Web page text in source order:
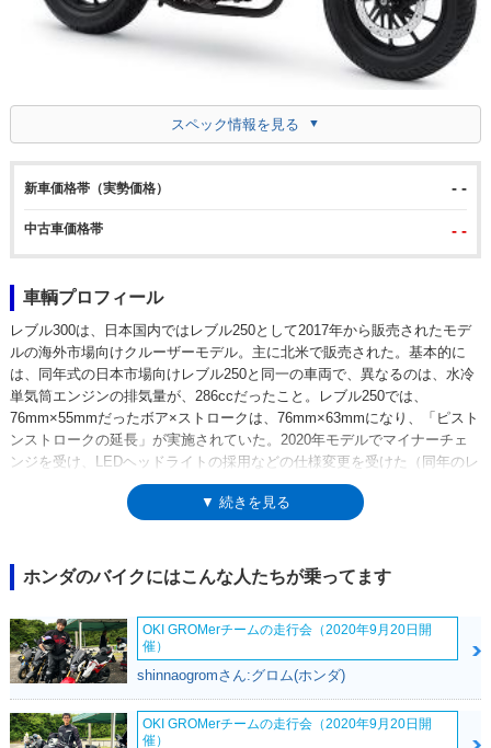
スペック情報を見る
新車価格帯（実勢価格） - -
中古車価格帯 - -
車輌プロフィール
レブル300は、日本国内ではレブル250として2017年から販売されたモデ
ルの海外市場向けクルーザーモデル。主に北米で販売された。基本的に
は、同年式の日本市場向けレブル250と同一の車両で、異なるのは、水冷
単気筒エンジンの排気量が、286ccだったこと。レブル250では、
76mm×55mmだったボア×ストロークは、76mm×63mmになり、「ピスト
ンストロークの延長」が実施されていた。2020年モデルでマイナーチェ
ンジを受け、LEDヘッドライトの採用などの仕様変更を受けた（同年のレ
▼ 続きを見る
ホンダのバイクにはこんな人たちが乗ってます
OKI GROMerチームの走行会（2020年9月20日開
催）
shinnaogromさん:グロム(ホンダ)
OKI GROMerチームの走行会（2020年9月20日開
催）